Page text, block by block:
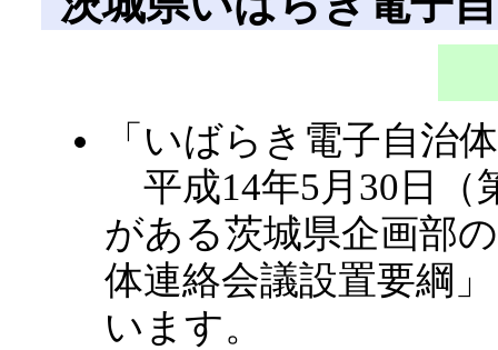
「いばらき電子自治
平成14年5月30日（
がある茨城県企画部
体連絡会議設置要綱
います。